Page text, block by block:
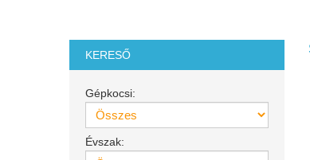
KERESŐ
Gépkocsi:
Évszak: